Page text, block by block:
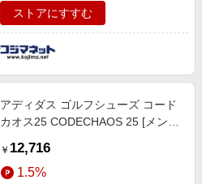
ストアにすすむ
アディダス ゴルフシューズ コード
カオス25 CODECHAOS 25 [メン
ーファイブ×ルシッドレッド
￥ 12,716
1.5%